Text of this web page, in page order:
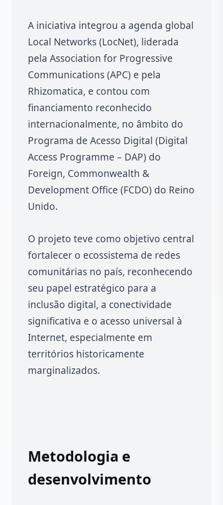
A iniciativa integrou a agenda global
Local Networks (LocNet), liderada
pela Association for Progressive
Communications (APC) e pela
Rhizomatica, e contou com
financiamento reconhecido
internacionalmente, no âmbito do
Programa de Acesso Digital (Digital
Access Programme – DAP) do
Foreign, Commonwealth &
Development Office (FCDO) do Reino
Unido.
O projeto teve como objetivo central
fortalecer o ecossistema de redes
comunitárias no país, reconhecendo
seu papel estratégico para a
inclusão digital, a conectividade
significativa e o acesso universal à
Internet, especialmente em
territórios historicamente
marginalizados.
Metodologia e
desenvolvimento